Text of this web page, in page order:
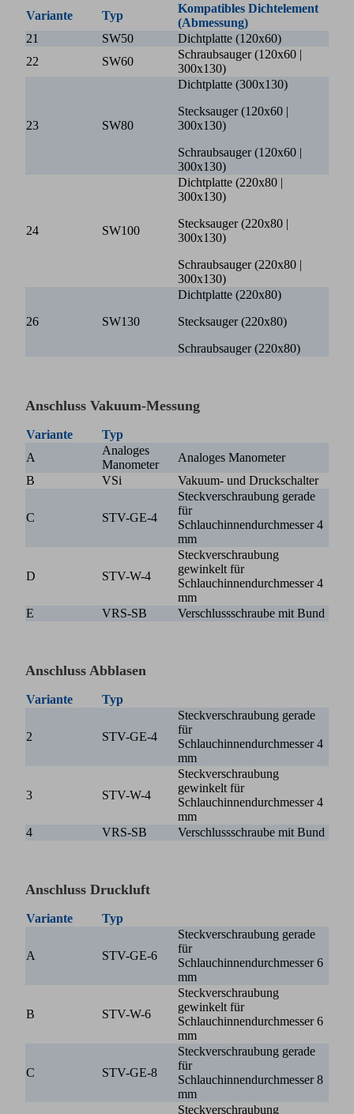
Variante Typ
Kompatibles Dichtelement
(Abmessung)
21
SW50
Dichtplatte (120x60)
22
SW60
Schraubsauger (120x60 |
300x130)
23 SW80
Dichtplatte (300x130)
Stecksauger (120x60 |
300x130)
Schraubsauger (120x60 |
300x130)
24 SW100
Dichtplatte (220x80 |
300x130)
Stecksauger (220x80 |
300x130)
Schraubsauger (220x80 |
300x130)
26 SW130
Dichtplatte (220x80)
Stecksauger (220x80)
Schraubsauger (220x80)
Anschluss Vakuum-Messung
Variante
Typ
A
Analoges
Manometer
Analoges Manometer
B
VSi Vakuum- und Druckschalter
C STV-GE-4
Steckverschraubung gerade
für
Schlauchinnendurchmesser 4
mm
D STV-W-4
Steckverschraubung
gewinkelt für
Schlauchinnendurchmesser 4
mm
E
VRS-SB Verschlussschraube mit Bund
Anschluss Abblasen
Variante Typ
2 STV-GE-4
Steckverschraubung gerade
für
Schlauchinnendurchmesser 4
mm
3 STV-W-4
Steckverschraubung
gewinkelt für
Schlauchinnendurchmesser 4
mm
4
VRS-SB Verschlussschraube mit Bund
Anschluss Druckluft
Variante Typ
A STV-GE-6
Steckverschraubung gerade
für
Schlauchinnendurchmesser 6
mm
B STV-W-6
Steckverschraubung
gewinkelt für
Schlauchinnendurchmesser 6
mm
C STV-GE-8
Steckverschraubung gerade
für
Schlauchinnendurchmesser 8
mm
Steckverschraubung